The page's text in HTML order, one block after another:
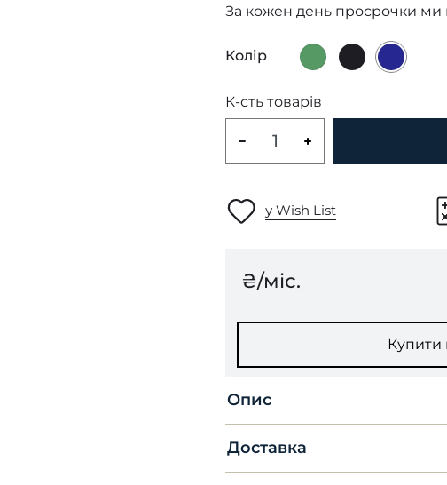
За кожен день просрочки ми
Колір
К-сть товарів
у Wish List
₴/міс.
Купити
Опис
Доставка